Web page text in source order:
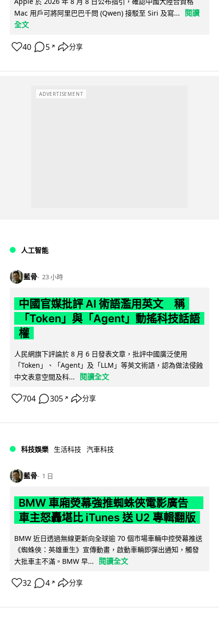
Mac 用戶可將阿里巴巴千問 (Qwen) 接駁至 Siri 及寫...
閱讀
全文
40 5 ↗ 分享
ADVERTISEMENT
人工智能
藍骨 23 小時
中國官媒批評 AI 術語濫用英文 稱
「Token」與「Agent」動搖科技話語
權
人民網旗下評論於 8 月 6 日發表文章，批評中國廣泛使用
「Token」、「Agent」及「LLM」等英文術語，認為做法侵蝕
中文表意空間及科...
閱讀全文
704 305 ↗ 分享
科技娛樂 生活科技 汽車科技
藍骨 1 日
BMW 車廂熒幕強推蜘蛛俠電影廣告
車主怒轟堪比 iTunes 送 U2 專輯翻版
BMW 近日透過無線更新向全球逾 70 個市場車輛中控熒幕推送
《蜘蛛俠：英雄重生》宣傳動畫，啟動車輛即彈出通知，觸發
大批車主不滿。BMW 早...
閱讀全文
32 4 ↗ 分享